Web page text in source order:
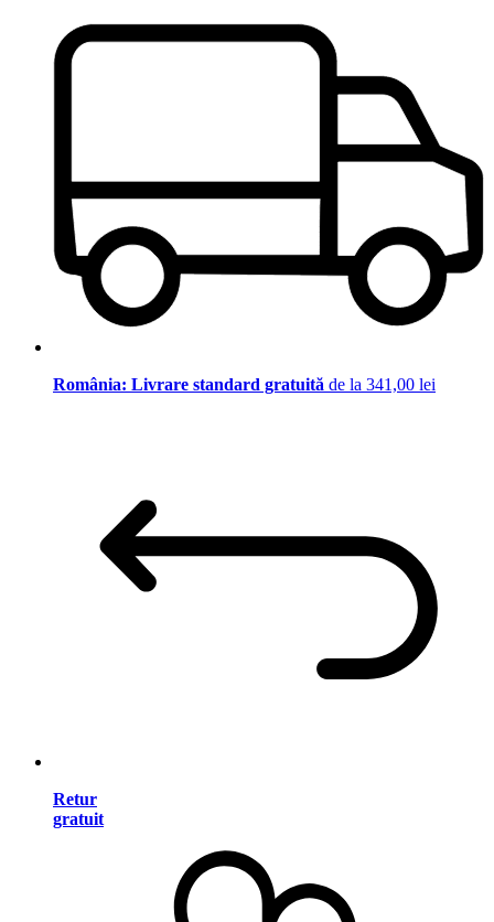
România: Livrare standard gratuită de la 341,00 lei
Retur
gratuit